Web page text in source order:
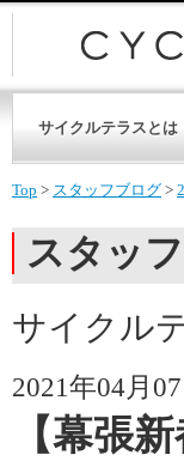
サイクルテラスとは
Top > スタッフブログ >
スタッ
サイクル
2021年04月
【幕張